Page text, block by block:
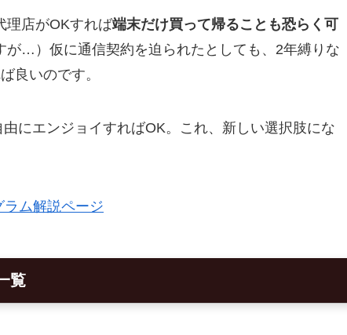
理店がOKすれば端末だけ買って帰ることも恐らく可
が…）仮に通信契約を迫られたとしても、2年縛りな
良いのです。
にエンジョイすればOK。これ、新しい選択肢にな
ム解説ページ
覧